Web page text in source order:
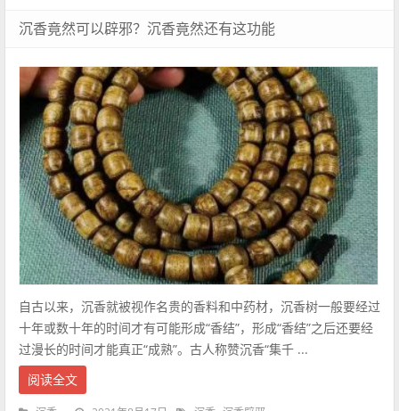
沉香竟然可以辟邪？沉香竟然还有这功能
自古以来，沉香就被视作名贵的香料和中药材，沉香树一般要经过
十年或数十年的时间才有可能形成“香结”，形成“香结”之后还要经
过漫长的时间才能真正“成熟”。古人称赞沉香“集千 ...
阅读全文